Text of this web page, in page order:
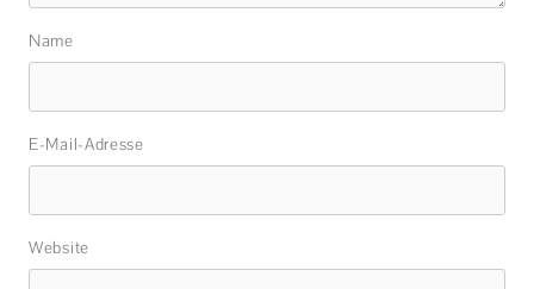
Name
E-Mail-Adresse
Website